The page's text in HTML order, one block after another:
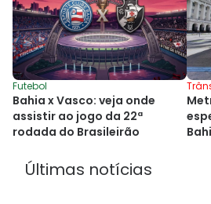
Futebol
Bahia x Vasco: veja onde
assistir ao jogo da 22ª
rodada do Brasileirão
Últimas notícias